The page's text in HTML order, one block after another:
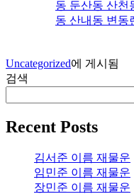
동 둔산동 산천
동 산내동 변동
Uncategorized에 게시됨
검색
Recent Posts
김서준 이름 재물운
임민준 이름 재물운
장민준 이름 재물운